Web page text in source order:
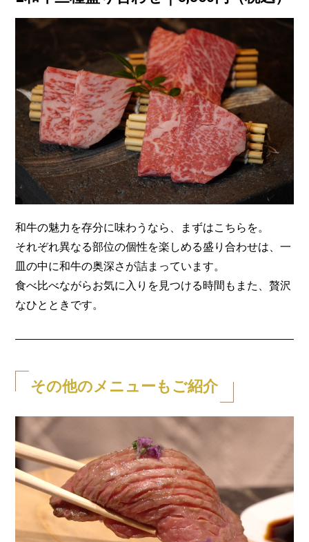
和牛の魅力を存分に味わうなら、まずはこちらを。
それぞれ異なる部位の個性を楽しめる盛り合わせは、一
皿の中に和牛の奥深さが詰まっています。
食べ比べながらお気に入りを見つける時間もまた、贅沢
なひとときです。
その他のメニューもご紹介